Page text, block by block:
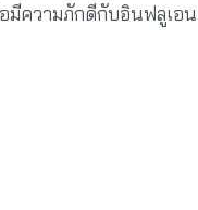
มีความภักดีกับอินฟลูเอน